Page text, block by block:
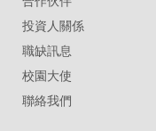
投資人關係
職缺訊息
校園大使
聯絡我們